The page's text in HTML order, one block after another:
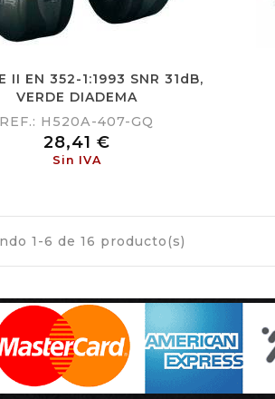
II EN 352-1:1993 SNR 31dB,
VERDE DIADEMA
REF.: H520A-407-GQ
Precio
28,41 €
Sin IVA
1-6 de 16 producto(s)